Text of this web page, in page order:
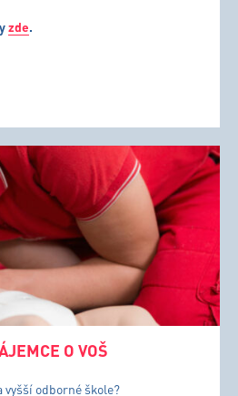
zde.
O VOŠ
odborné škole?